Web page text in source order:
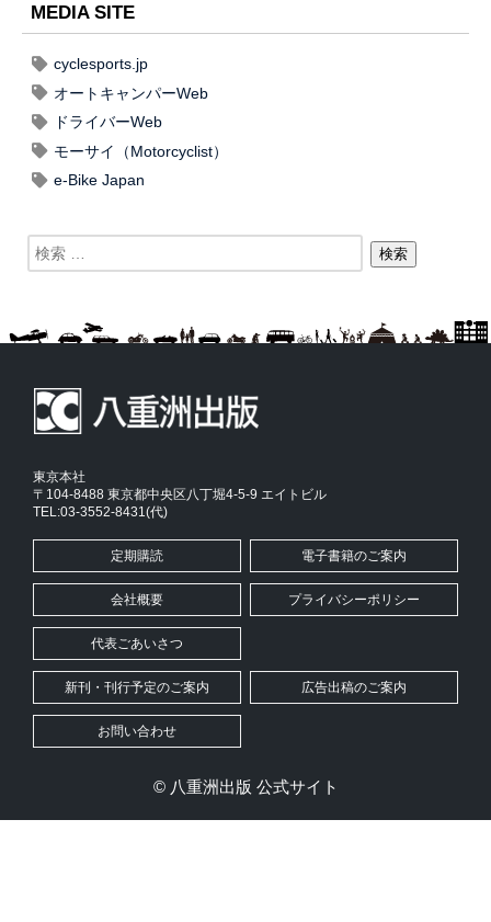
MEDIA SITE
cyclesports.jp
オートキャンパーWeb
ドライバーWeb
モーサイ（Motorcyclist）
e-Bike Japan
東京本社
〒104-8488 東京都中央区八丁堀4-5-9 エイトビル
TEL:03-3552-8431(代)
定期購読 電子書籍のご案内
会社概要 プライバシーポリシー
代表ごあいさつ
新刊・刊行予定のご案内 広告出稿のご案内
お問い合わせ
© 八重洲出版 公式サイト